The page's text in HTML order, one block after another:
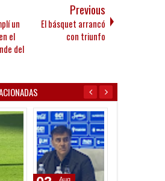
un
el
del
Previous
El básquet arrancó
con triunfo
Jul